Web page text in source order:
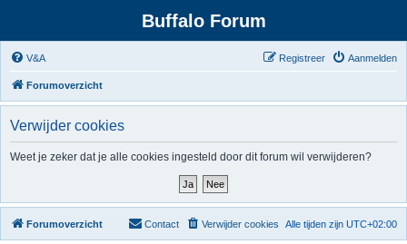
Buffalo Forum
V&A Aanmelden
Registreer
Forumoverzicht
Verwijder cookies
Weet je zeker dat je alle cookies ingesteld door dit forum wil verwijderen?
Forumoverzicht Alle tijden zijn UTC+02:00
Verwijder cookies
Contact